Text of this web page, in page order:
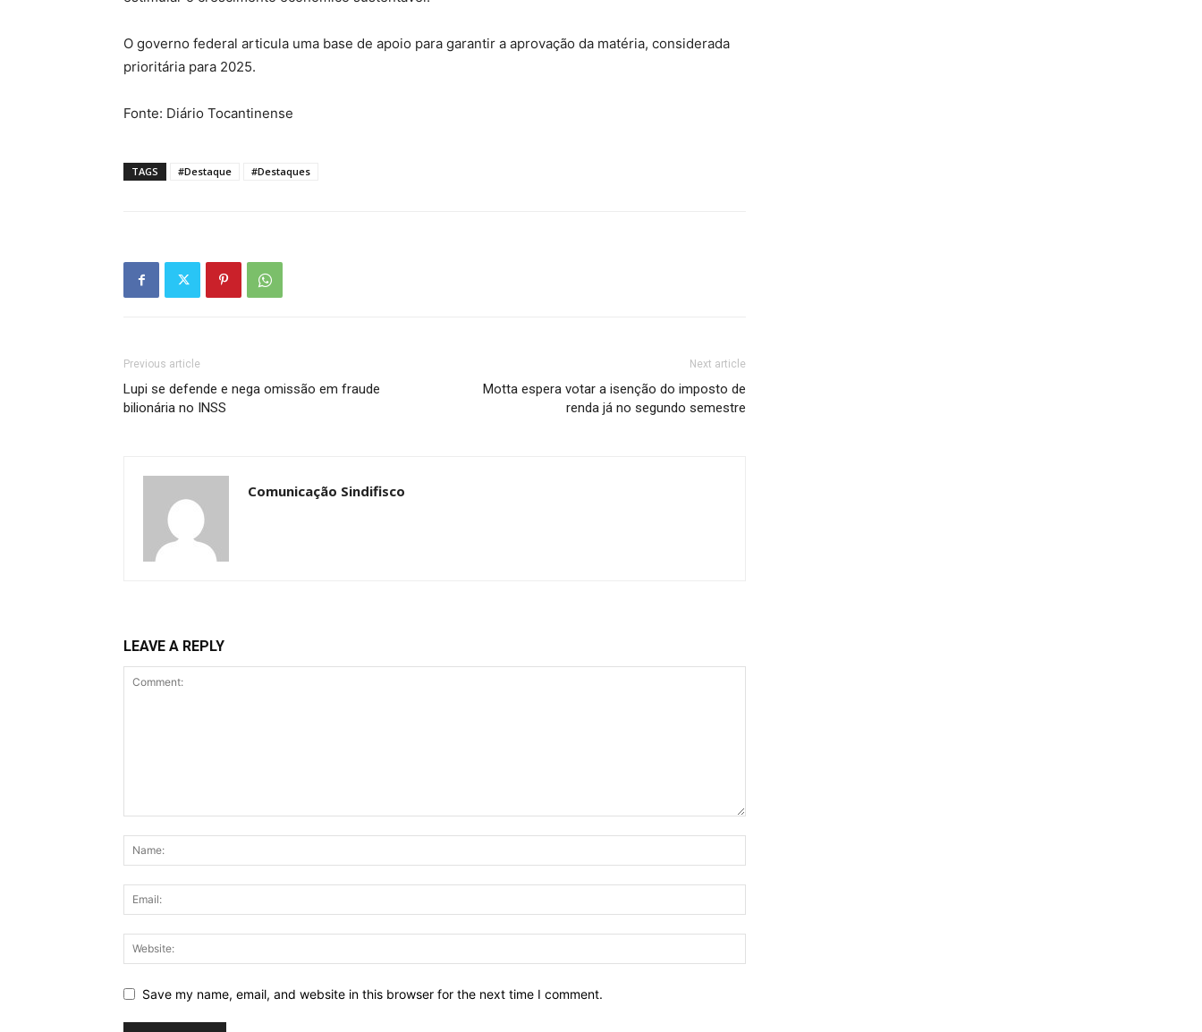
O governo federal articula uma base de apoio para garantir a aprovação da matéria, considerada
prioritária para 2025.
Fonte: Diário Tocantinense
TAGS #Destaque #Destaques
Previous article
Lupi se defende e nega omissão em fraude
bilionária no INSS
Next article
Motta espera votar a isenção do imposto de
renda já no segundo semestre
Comunicação Sindifisco
LEAVE A REPLY
Save my name, email, and website in this browser for the next time I comment.